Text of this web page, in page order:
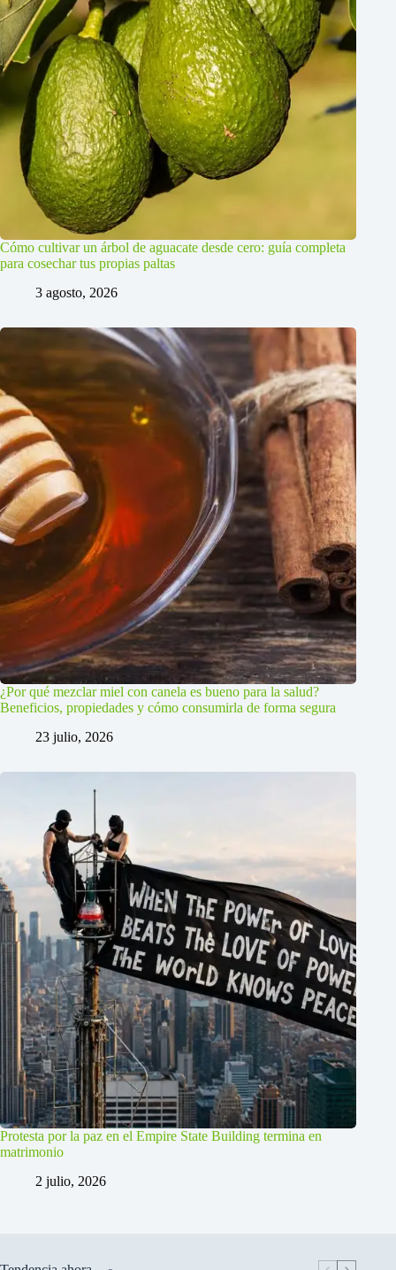
Cómo cultivar un árbol de aguacate desde cero: guía completa
para cosechar tus propias paltas
3 agosto, 2026
¿Por qué mezclar miel con canela es bueno para la salud?
Beneficios, propiedades y cómo consumirla de forma segura
23 julio, 2026
Protesta por la paz en el Empire State Building termina en
matrimonio
2 julio, 2026